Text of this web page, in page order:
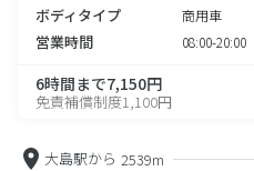
ボディタイプ 商用車
営業時間 08:00-20:00
6時間まで7,150円
免責補償制度1,100円
大島駅から 2539m